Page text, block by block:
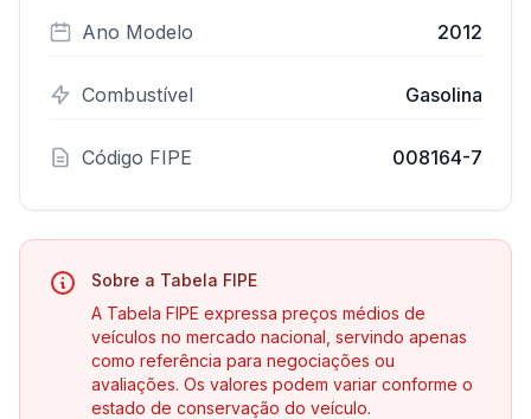
Ano Modelo 2012
Combustível Gasolina
Código FIPE 008164-7
Sobre a Tabela FIPE
A Tabela FIPE expressa preços médios de
veículos no mercado nacional, servindo apenas
como referência para negociações ou
avaliações. Os valores podem variar conforme o
estado de conservação do veículo.